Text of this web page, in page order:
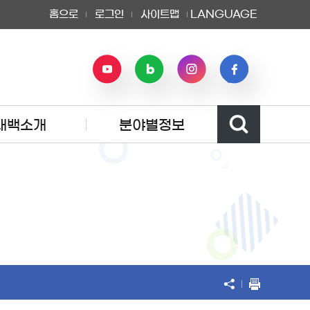
홈으로 로그인 사이트맵 LANGUAGE
백소개 분야별정보